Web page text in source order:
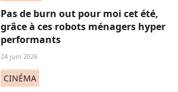
Pas de burn out pour moi cet été,
grâce à ces robots ménagers hyper
performants
24 juin 2026
CINÉMA